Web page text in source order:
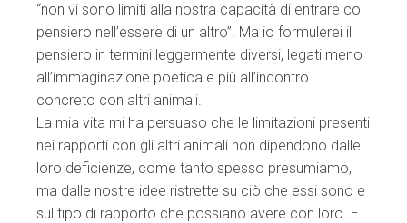
“non vi sono limiti alla nostra capacità di entrare col
pensiero nell’essere di un altro”. Ma io formulerei il
pensiero in termini leggermente diversi, legati meno
all’immaginazione poetica e più all’incontro
concreto con altri animali.
La mia vita mi ha persuaso che le limitazioni presenti
nei rapporti con gli altri animali non dipendono dalle
loro deficienze, come tanto spesso presumiamo,
ma dalle nostre idee ristrette su ciò che essi sono e
sul tipo di rapporto che possiano avere con loro. E